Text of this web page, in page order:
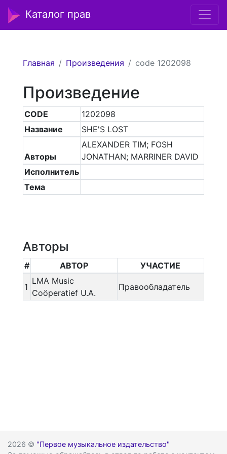
Каталог прав
Главная Произведения code 1202098
Произведение
CODE
1202098
Название
SHE'S LOST
Авторы
ALEXANDER TIM; FOSH
JONATHAN; MARRINER DAVID
Исполнитель
Тема
Авторы
# АВТОР УЧАСТИЕ
1
LMA Music
Coöperatief U.A.
Правообладатель
2026 © "Первое музыкальное издательство"